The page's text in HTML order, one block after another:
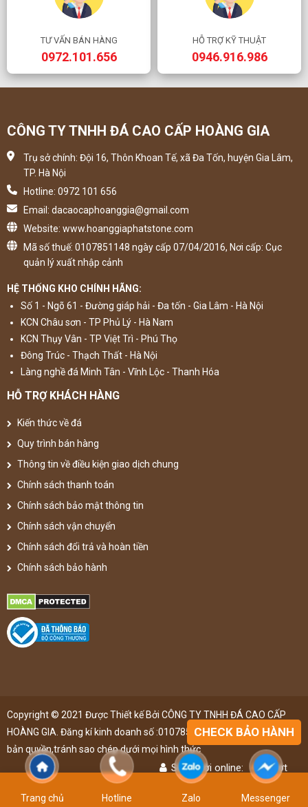
TƯ VẤN BÁN HÀNG
0972.101.656
HỖ TRỢ KỸ THUẬT
0946.916.986
CÔNG TY TNHH ĐÁ CAO CẤP HOÀNG GIA
Trụ sở chính: Đội 16, Thôn Khoan Tế, xã Đa Tốn, huyện Gia Lâm,
TP. Hà Nội
Hotline: 0972 101 656
Email: dacaocaphoanggia@gmail.com
Website: www.hoanggiaphatstone.com
Mã số thuế: 0107851148 ngày cấp 07/04/2016, Nơi cấp: Cục
quản lý xuất nhập cảnh
HỆ THỐNG KHO CHÍNH HÃNG:
Số 1 - Ngõ 61 - Đường giáp hải - Đa tốn - Gia Lâm - Hà Nội
KCN Châu sơn - TP Phủ Lý - Hà Nam
KCN Thụy Vân - TP Việt Trì - Phú Thọ
Đông Trúc - Thạch Thất - Hà Nội
Làng nghề đá Minh Tân - Vĩnh Lộc - Thanh Hóa
HỖ TRỢ KHÁCH HÀNG
Kiến thức về đá
Quy trình bán hàng
Thông tin về điều kiện giao dịch chung
Chính sách thanh toán
Chính sách bảo mật thông tin
Chính sách vận chuyển
Chính sách đổi trả và hoàn tiền
Chính sách bảo hành
Copyright © 2021 Được Thiết kế Bởi CÔNG TY TNHH ĐÁ CAO CẤP
HOÀNG GIA. Đăng kí kinh doanh số :0107851148 ,đã được đăng kí
bản quyền,tránh sao chép dưới mọi hình thức
Số người online: 46 lượt
Lượt truy cập:
lượt
Trang chủ Hotline Zalo Messenger
CHECK BẢO HÀNH